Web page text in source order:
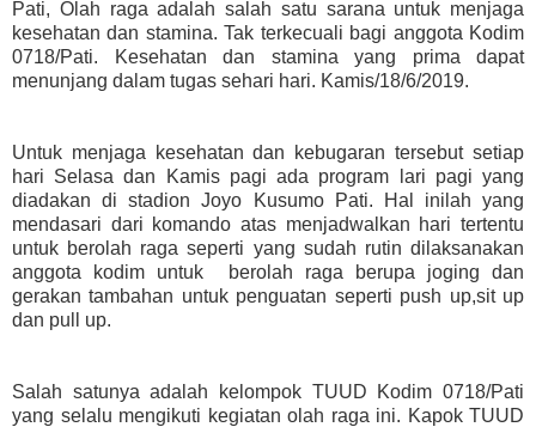
Pati, Olah raga adalah salah satu sarana untuk menjaga
kesehatan dan stamina. Tak terkecuali bagi anggota Kodim
0718/Pati. Kesehatan dan stamina yang prima dapat
menunjang dalam tugas sehari hari. Kamis/18/6/2019.
Untuk menjaga kesehatan dan kebugaran tersebut setiap
hari Selasa dan Kamis pagi ada program lari pagi yang
diadakan di stadion Joyo Kusumo Pati. Hal inilah yang
mendasari dari komando atas menjadwalkan hari tertentu
untuk berolah raga seperti yang sudah rutin dilaksanakan
anggota kodim untuk berolah raga berupa joging dan
gerakan tambahan untuk penguatan seperti push up,sit up
dan pull up.
Salah satunya adalah kelompok TUUD Kodim 0718/Pati
yang selalu mengikuti kegiatan olah raga ini. Kapok TUUD